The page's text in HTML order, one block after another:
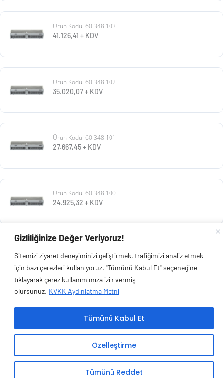
Gizliliğinize Değer Veriyoruz!
Sitemizi ziyaret deneyiminizi geliştirmek, trafiğimizi analiz etmek
için bazı çerezleri kullanıyoruz. "Tümünü Kabul Et" seçeneğine
tıklayarak çerez kullanımımıza izin vermiş
olursunuz. KVKK Aydınlatma Metni
Özelleştirme
Tümünü Reddet
Tümünü Kabul Et
Ürün Kodu: 60.348.103
41.126,41 + KDV
Ürün Kodu: 60.348.102
35.020,07+ KDV
Ürün Kodu: 60.348.101
27.667,45+ KDV
Ürün Kodu: 60.348.100
24.925,32 + KDV
26.515,07+ KDV
Copyright © 2026 Esen Isıtma Soğutma İnşaat Ltd Şti | Tüm Hakları Saklıdır.